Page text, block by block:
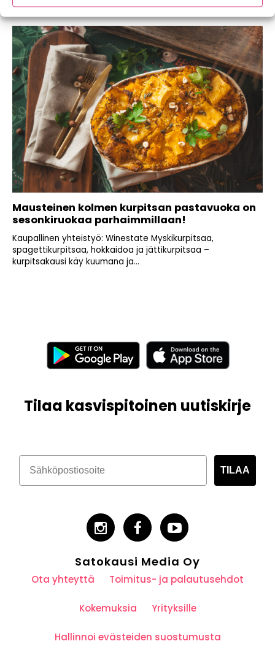
Mausteinen kolmen kurpitsan pastavuoka on
sesonkiruokaa parhaimmillaan!
Kaupallinen yhteistyö: Winestate Myskikurpitsaa,
spagettikurpitsaa, hokkaidoa ja jättikurpitsaa –
kurpitsakausi käy kuumana ja...
Tilaa kasvispitoinen uutiskirje
TILAA
Satokausi Media Oy
Ota yhteyttä Toimitus- ja palautusehdot
Kokemuksia Yrityksille
Hallinnoi evästeiden suostumusta